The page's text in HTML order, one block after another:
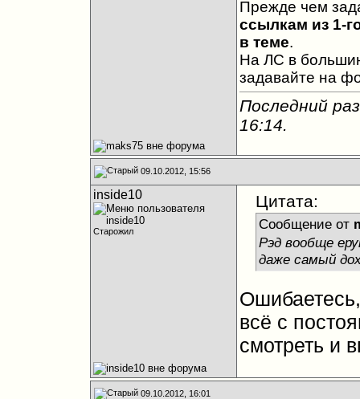
Прежде чем
ссылкам из 1-
в теме.
На ЛС в
задавайте на
Последний
16:14.
09.10.2012, 15:56
inside10
Старожил
Цитата:
Сообщение от
Рэд вообще
даже самый
всё с
смотреть и
09.10.2012, 16:01